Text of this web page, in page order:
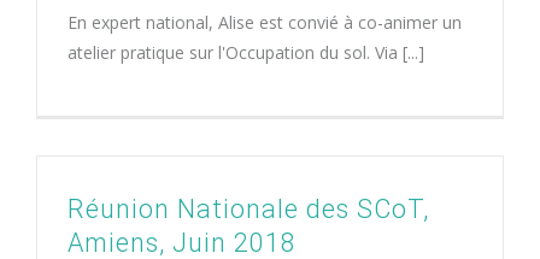
En expert national, Alise est convié à co-animer un
atelier pratique sur l'Occupation du sol. Via [...]
Réunion Nationale des SCoT,
Amiens, Juin 2018